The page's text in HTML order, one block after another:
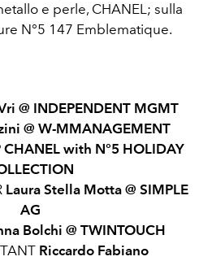
e perle, CHANEL; sulla
N°5 147 Emblematique.
@ INDEPENDENT MGMT
@ W-MMANAGEMENT
CHANEL with N°5 HOLIDAY
Laura Stella Motta @ SIMPLE
AG
Bolchi @ TWINTOUCH
Riccardo Fabiano